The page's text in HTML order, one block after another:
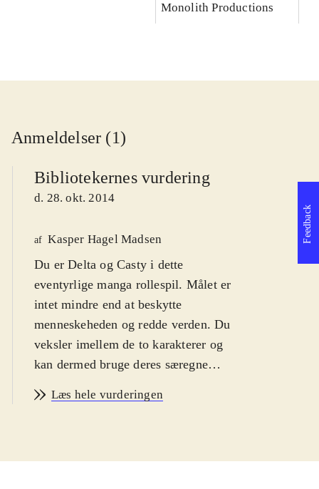
Monolith Productions
Anmeldelser (1)
Bibliotekernes vurdering
d. 28. okt. 2014
af Kasper Hagel Madsen
Du er Delta og Casty i dette
eventyrlige manga rollespil. Målet er
intet mindre end at beskytte
menneskeheden og redde verden. Du
veksler imellem de to karakterer og
kan dermed bruge deres særegne
af genren japansk rollespil. Fra 12 år
Cas og Delta finde en magisk sang.
Læs hele vurderingen
Feedback